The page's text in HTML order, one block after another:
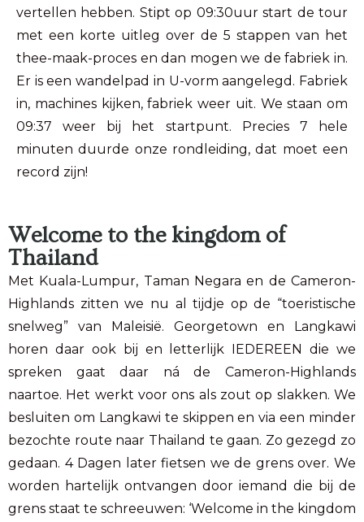
vertellen hebben. Stipt op 09:30uur start de tour
met een korte uitleg over de 5 stappen van het
thee-maak-proces en dan mogen we de fabriek in.
Er is een wandelpad in U-vorm aangelegd. Fabriek
in, machines kijken, fabriek weer uit. We staan om
09:37 weer bij het startpunt. Precies 7 hele
minuten duurde onze rondleiding, dat moet een
record zijn!
Welcome to the kingdom of
Thailand
Met Kuala-Lumpur, Taman Negara en de Cameron-
Highlands zitten we nu al tijdje op de “toeristische
snelweg” van Maleisië. Georgetown en Langkawi
horen daar ook bij en letterlijk IEDEREEN die we
spreken gaat daar ná de Cameron-Highlands
naartoe. Het werkt voor ons als zout op slakken. We
besluiten om Langkawi te skippen en via een minder
bezochte route naar Thailand te gaan. Zo gezegd zo
gedaan. 4 Dagen later fietsen we de grens over. We
worden hartelijk ontvangen door iemand die bij de
grens staat te schreeuwen: ‘Welcome in the kingdom